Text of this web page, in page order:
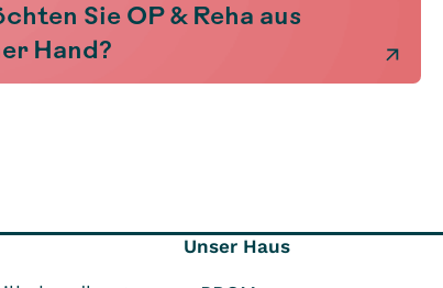
Sie OP & Reha aus
Hand?
Unser Haus